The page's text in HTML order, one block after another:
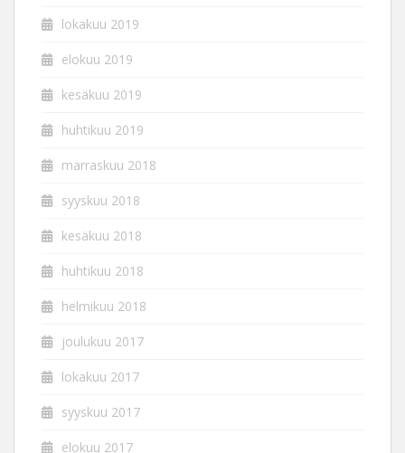
lokakuu 2019
elokuu 2019
kesäkuu 2019
huhtikuu 2019
marraskuu 2018
syyskuu 2018
kesäkuu 2018
huhtikuu 2018
helmikuu 2018
joulukuu 2017
lokakuu 2017
syyskuu 2017
elokuu 2017